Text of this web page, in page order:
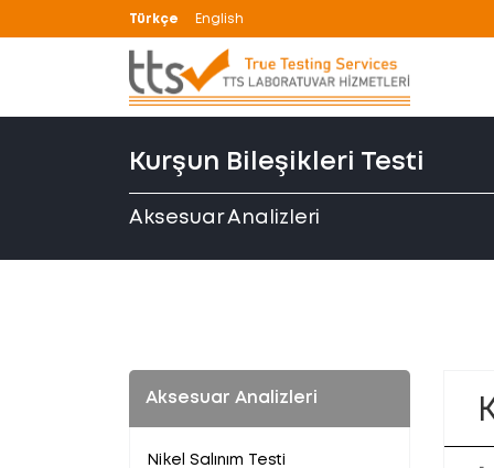
Türkçe English
Kurşun Bileşikleri Testi
Aksesuar Analizleri
Aksesuar Analizleri
Nikel Salınım Testi